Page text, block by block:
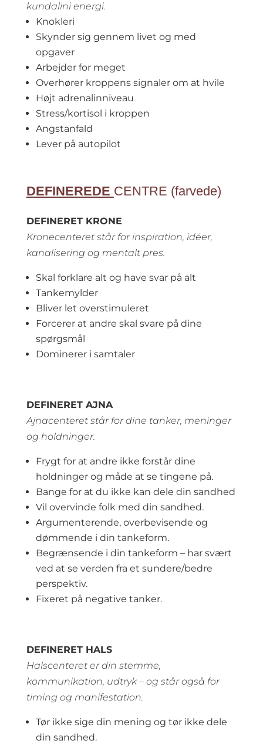
kundalini energi.
Knokleri
Skynder sig gennem livet og med
opgaver
Arbejder for meget
Overhører kroppens signaler om at hvile
Højt adrenalinniveau
Stress/kortisol i kroppen
Angstanfald
Lever på autopilot
DEFINEREDE CENTRE (farvede)
DEFINERET KRONE
Kronecenteret står for inspiration, idéer,
kanalisering og mentalt pres.
Skal forklare alt og have svar på alt
Tankemylder
Bliver let overstimuleret
Forcerer at andre skal svare på dine
spørgsmål
Dominerer i samtaler
DEFINERET AJNA
Ajnacenteret står for dine tanker, meninger
og holdninger.
Frygt for at andre ikke forstår dine
holdninger og måde at se tingene på.
Bange for at du ikke kan dele din sandhed
Vil overvinde folk med din sandhed.
Argumenterende, overbevisende og
dømmende i din tankeform.
Begrænsende i din tankeform – har svært
ved at se verden fra et sundere/bedre
perspektiv.
Fixeret på negative tanker.
DEFINERET HALS
Halscenteret er din stemme,
kommunikation, udtryk – og står også for
timing og manifestation.
Tør ikke sige din mening og tør ikke dele
din sandhed.